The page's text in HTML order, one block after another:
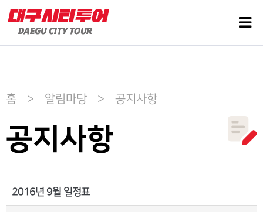
홈 > 알림마당 > 공지사항
공지사항
2016년 9월 일정표